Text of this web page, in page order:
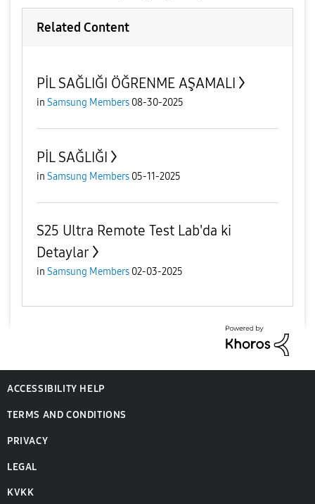
Related Content
PİL SAĞLIĞI ÖĞRENME AŞAMALI
in Samsung Members 08-30-2025
PİL SAĞLIĞI
in Samsung Members 05-11-2025
S25 Ultra Remote Test Lab'da ki
Detaylar
in Samsung Members 02-03-2025
ACCESSIBILITY HELP
TERMS AND CONDITIONS
PRIVACY
LEGAL
KVKK